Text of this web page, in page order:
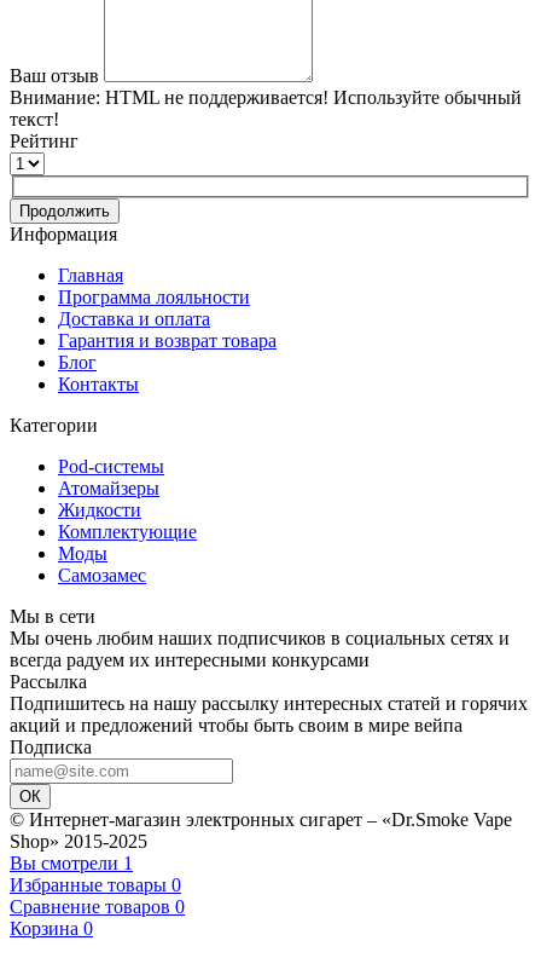
Ваш отзыв
Внимание: HTML не поддерживается! Используйте обычный
текст!
Рейтинг
Продолжить
Информация
Главная
Программа лояльности
Доставка и оплата
Гарантия и возврат товара
Блог
Контакты
Категории
Pod-системы
Атомайзеры
Жидкости
Комплектующие
Моды
Самозамес
Мы в сети
Мы очень любим наших подписчиков в социальных сетях и
всегда радуем их интересными конкурсами
Рассылка
Подпишитесь на нашу рассылку интересных статей и горячих
акций и предложений чтобы быть своим в мире вейпа
Подписка
ОК
© Интернет-магазин электронных сигарет – «Dr.Smoke Vape
Shop» 2015-2025
Вы смотрели 1
Избранные товары 0
Сравнение товаров 0
Корзина 0